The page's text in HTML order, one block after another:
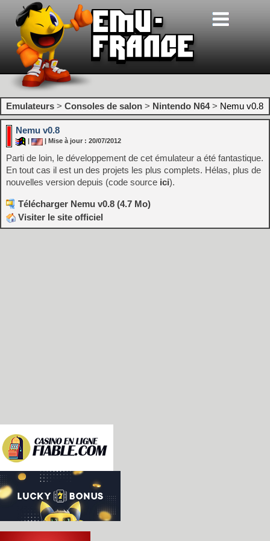
Emulateurs > Consoles de salon > Nintendo N64> Nemu v0.8
Nemu v0.8
| Mise à jour : 20/07/2012
Parti de loin, le développement de cet émulateur a été fantastique.
En tout cas il est un des projets les plus complets. Hélas, plus de
nouvelles version depuis (code source ici).
Télécharger Nemu v0.8 (4.7 Mo)
Visiter le site officiel